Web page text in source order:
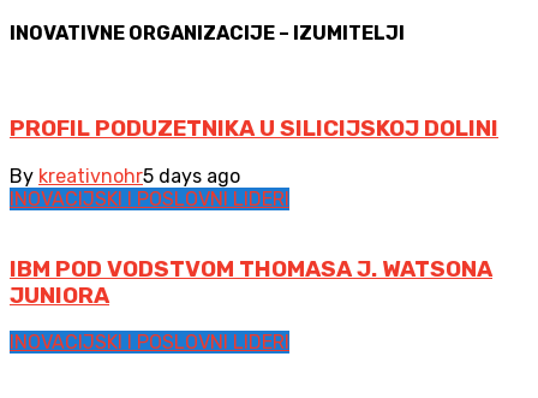
INOVATIVNE ORGANIZACIJE – IZUMITELJI
PROFIL PODUZETNIKA U SILICIJSKOJ DOLINI
By kreativnohr5 days ago
INOVACIJSKI I POSLOVNI LIDERI
IBM POD VODSTVOM THOMASA J. WATSONA
JUNIORA
INOVACIJSKI I POSLOVNI LIDERI